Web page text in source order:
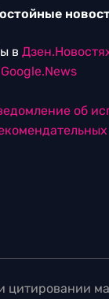
в
Google.News
об